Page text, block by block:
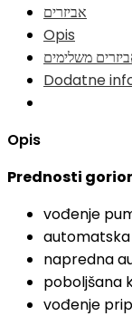
אביזרים
Opis
משלימים
Dodatne
Opis
Prednosti
vođenje
napredna
poboljšana
vođenje